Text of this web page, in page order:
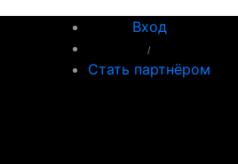
Вход
/
Стать партнёром